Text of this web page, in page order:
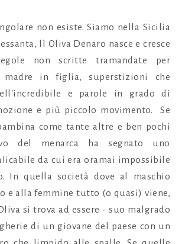
non esiste. Siamo nella Sicilia
lì Oliva Denaro nasce e cresce
non scritte tramandate per
madre in figlia, superstizioni che
e parole in grado di
e più piccolo movimento. Se
come tante altre e ben pochi
del menarca ha segnato uno
da cui era oramai impossibile
In quella società dove al maschio
e alla femmine tutto (o quasi) viene,
si trova ad essere - suo malgrado
di un giovane del paese con un